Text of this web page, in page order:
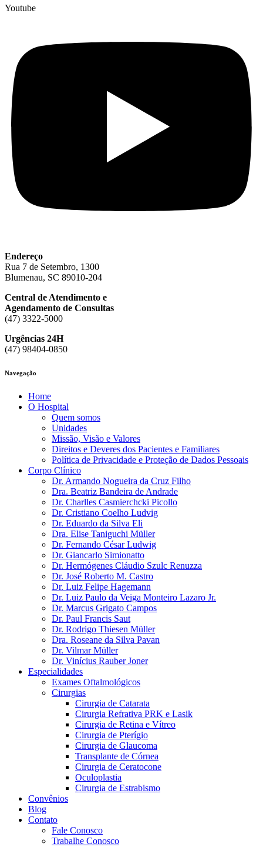
Youtube
Endereço
Rua 7 de Setembro, 1300
Blumenau, SC 89010-204
Central de Atendimento e
Agendamento de Consultas
(47) 3322-5000
Urgências 24H
(47) 98404-0850
Navegação
Home
O Hospital
Quem somos
Unidades
Missão, Visão e Valores
Direitos e Deveres dos Pacientes e Familiares
Política de Privacidade e Proteção de Dados Pessoais
Corpo Clínico
Dr. Armando Nogueira da Cruz Filho
Dra. Beatriz Bandeira de Andrade
Dr. Charlles Casmierchcki Picollo
Dr. Cristiano Coelho Ludvig
Dr. Eduardo da Silva Eli
Dra. Elise Taniguchi Müller
Dr. Fernando César Ludwig
Dr. Giancarlo Simionatto
Dr. Hermógenes Cláudio Szulc Renuzza
Dr. José Roberto M. Castro
Dr. Luiz Felipe Hagemann
Dr. Luiz Paulo da Veiga Monteiro Lazaro Jr.
Dr. Marcus Grigato Campos
Dr. Paul Francis Saut
Dr. Rodrigo Thiesen Müller
Dra. Roseane da Silva Pavan
Dr. Vilmar Müller
Dr. Vinícius Rauber Joner
Especialidades
Exames Oftalmológicos
Cirurgias
Cirurgia de Catarata
Cirurgia Refrativa PRK e Lasik
Cirurgia de Retina e Vítreo
Cirurgia de Pterígio
Cirurgia de Glaucoma
Transplante de Córnea
Cirurgia de Ceratocone
Oculoplastia
Cirurgia de Estrabismo
Convênios
Blog
Contato
Fale Conosco
Trabalhe Conosco